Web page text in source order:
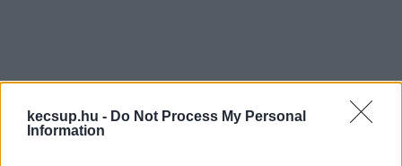
kecsup.hu - Do Not Process My Personal
Information